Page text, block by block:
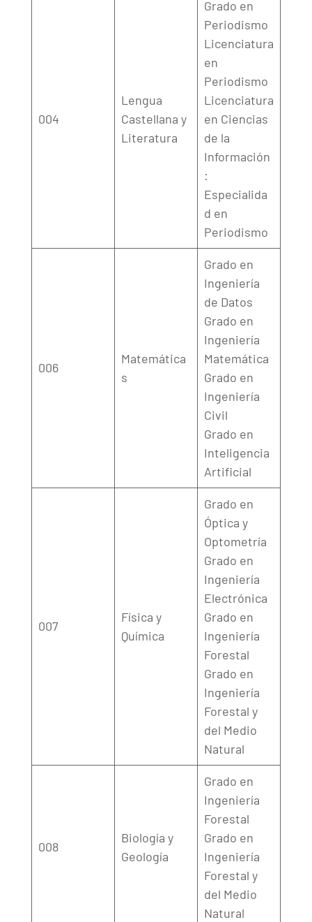
004
Lengua
Castellana y
Literatura
Grado en
Periodismo
Licenciatura
en
Periodismo
Licenciatura
en Ciencias
de la
Información
:
Especialida
d en
Periodismo
006
Matemática
s
Grado en
Ingeniería
de Datos
Grado en
Ingeniería
Matemática
Grado en
Ingeniería
Civil
Grado en
Inteligencia
Artificial
007
Física y
Química
Grado en
Óptica y
Optometría
Grado en
Ingeniería
Electrónica
Grado en
Ingeniería
Forestal
Grado en
Ingeniería
Forestal y
del Medio
Natural
008
Biología y
Geología
Grado en
Ingeniería
Forestal
Grado en
Ingeniería
Forestal y
del Medio
Natural